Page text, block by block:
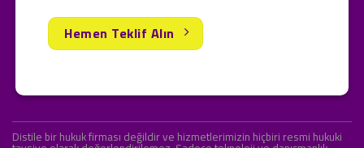
Hemen Teklif Alın
Distile bir hukuk firması değildir ve hizmetlerimizin hiçbiri resmi hukuki